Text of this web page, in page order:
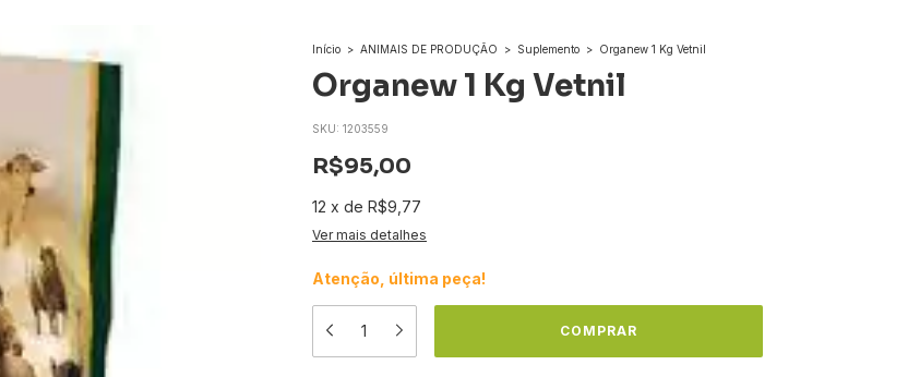
Início > ANIMAIS DE PRODUÇÃO > Suplemento > Organew 1 Kg Vetnil
Organew 1 Kg Vetnil
SKU: 1203559
R$95,00
12 x de R$9,77
Ver mais detalhes
Atenção, última peça!